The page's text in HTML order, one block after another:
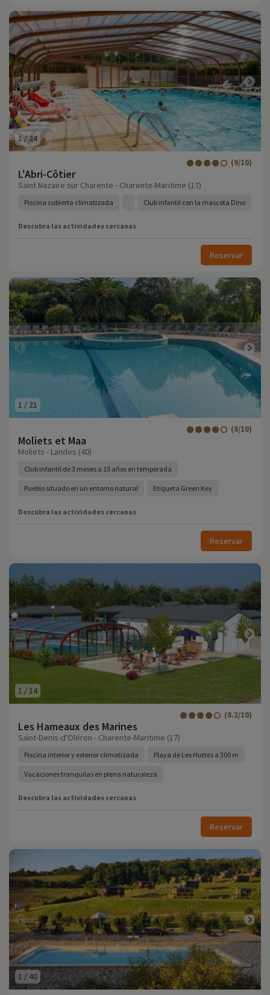
1/24
L'Abri-Côtier
(9/10)
Saint Nazaire sur Charente - Charente-Maritime (17)
Piscina cubierta climatizada Club infantil con la mascota Dino
Descubra las actividades cercanas
Reservar
1 / 21
Moliets et Maa
(8/10)
Moliets - Landes (40)
Club infantil de 3 meses a 15 años en temporada
Pueblo situado en un entorno natural Etiqueta Green Key
Descubra las actividades cercanas
Reservar
1 / 14
Les Hameaux des Marines
(8.2/10)
Saint-Denis-d'Oléron - Charente-Maritime (17)
Piscina interior y exterior climatizada Playa de Les Huttes a 300 m
Vacaciones tranquilas en plena naturaleza
Descubra las actividades cercanas
Reservar
1 / 40